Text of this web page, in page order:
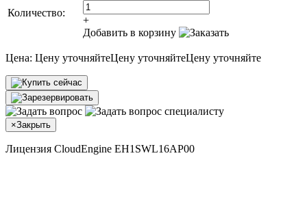
Количество:
+
Добавить в корзину
Цена: Цену уточняйтеЦену уточняйтеЦену уточняйте
×Закрыть
Лицензия CloudEngine EH1SWL16AP00